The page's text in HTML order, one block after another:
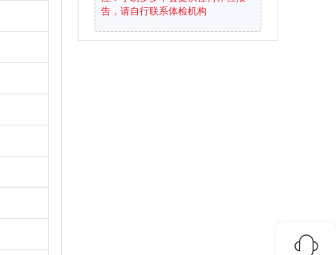
告，请自行联系体检机构